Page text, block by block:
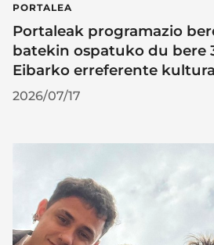
PORTALEA
Portaleak programazio
batekin ospatuko du bere
Eibarko erreferente
2026/07/17